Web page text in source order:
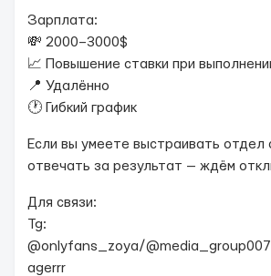
Зарплата:
💸 2000–3000$
📈 Повышение ставки при
📍 Удалённо
🕐 Гибкий график
Если вы умеете выстраивать отдел
отвечать за результат — ждём
Для связи:
Tg:
@onlyfans_zoya/
agerrr